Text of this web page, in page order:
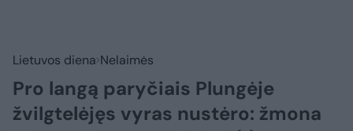
Lietuvos diena Nelaimės
Pro langą paryčiais Plungėje
žvilgtelėjęs vyras nustėro: žmona